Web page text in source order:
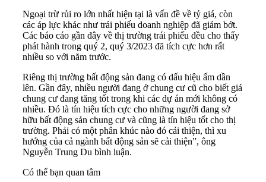
Ngoại trừ rủi ro lớn nhất hiện tại là vấn đề về tỷ giá, còn
các áp lực khác như trái phiếu doanh nghiệp đã giảm bớt.
Các báo cáo gần đây về thị trường trái phiếu đều cho thấy
phát hành trong quý 2, quý 3/2023 đã tích cực hơn rất
nhiều so với năm trước.
Riêng thị trường bất động sản đang có dấu hiệu ấm dần
lên. Gần đây, nhiều người đang ở chung cư cũ cho biết giá
chung cư đang tăng tốt trong khi các dự án mới không có
nhiều. Đó là tín hiệu tích cực cho những người đang sở
hữu bất động sản chung cư và cũng là tín hiệu tốt cho thị
trường. Phải có một phân khúc nào đó cải thiện, thì xu
hướng của cả ngành bất động sản sẽ cải thiện”, ông
Nguyễn Trung Du bình luận.
Có thể bạn quan tâm